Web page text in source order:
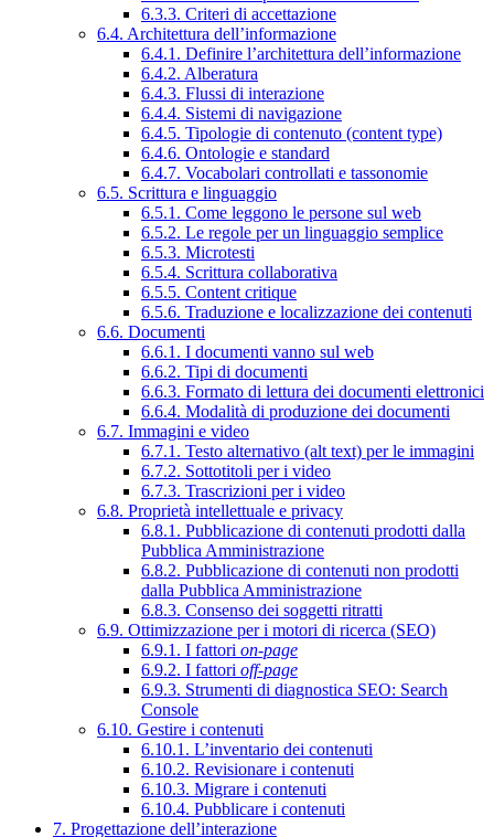
6.3.3. Criteri di accettazione
6.4. Architettura dell’informazione
6.4.1. Definire l’architettura dell’informazione
6.4.2. Alberatura
6.4.3. Flussi di interazione
6.4.4. Sistemi di navigazione
6.4.5. Tipologie di contenuto (content type)
6.4.6. Ontologie e standard
6.4.7. Vocabolari controllati e tassonomie
6.5. Scrittura e linguaggio
6.5.1. Come leggono le persone sul web
6.5.2. Le regole per un linguaggio semplice
6.5.3. Microtesti
6.5.4. Scrittura collaborativa
6.5.5. Content critique
6.5.6. Traduzione e localizzazione dei contenuti
6.6. Documenti
6.6.1. I documenti vanno sul web
6.6.2. Tipi di documenti
6.6.3. Formato di lettura dei documenti elettronici
6.6.4. Modalità di produzione dei documenti
6.7. Immagini e video
6.7.1. Testo alternativo (alt text) per le immagini
6.7.2. Sottotitoli per i video
6.7.3. Trascrizioni per i video
6.8. Proprietà intellettuale e privacy
6.8.1. Pubblicazione di contenuti prodotti dalla
Pubblica Amministrazione
6.8.2. Pubblicazione di contenuti non prodotti
dalla Pubblica Amministrazione
6.8.3. Consenso dei soggetti ritratti
6.9. Ottimizzazione per i motori di ricerca (SEO)
6.9.1. I fattori on-page
6.9.2. I fattori off-page
6.9.3. Strumenti di diagnostica SEO: Search
Console
6.10. Gestire i contenuti
6.10.1. L’inventario dei contenuti
6.10.2. Revisionare i contenuti
6.10.3. Migrare i contenuti
6.10.4. Pubblicare i contenuti
7. Progettazione dell’interazione